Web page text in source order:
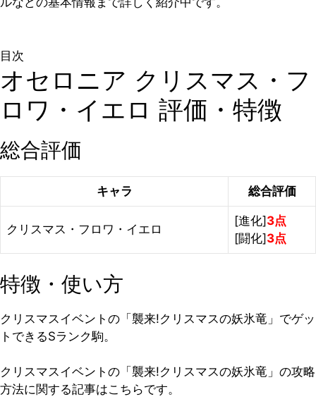
目次
オセロニア クリスマス・フ
ロワ・イエロ 評価・特徴
総合評価
キャラ 総合評価
クリスマス・フロワ・イエロ
[進化] 3点
[闘化] 3点
特徴・使い方
クリスマスイベントの「襲来!クリスマスの妖氷竜」でゲッ
トできるSランク駒。
クリスマスイベントの「襲来!クリスマスの妖氷竜」の攻略
方法に関する記事はこちらです。